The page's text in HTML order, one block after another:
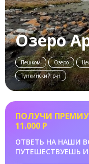
Озеро
Пешком Озеро
Тункинский р-н
ПОЛУЧИ
11.000 Р
ОТВЕТЬ НА НАШИ
ПУТЕШЕСТВУЕШЬ